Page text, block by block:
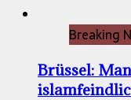
Breaking
Brüssel: